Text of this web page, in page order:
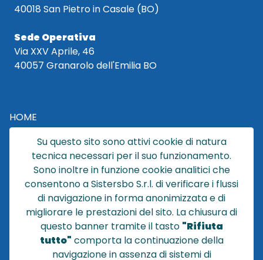
40018 San Pietro in Casale (BO)
Sede Operativa
Via XXV Aprile, 46
40057 Granarolo dell'Emilia BO
HOME
CATALOGO
CHI SIAMO
NEWS
CONTATTACI
CONDIZIONI DI VENDITA
POLICY PRIVACY
NOTE LEGALI
Su questo sito sono attivi cookie di natura
tecnica necessari per il suo funzionamento.
Sono inoltre in funzione cookie analitici che
consentono a Sistersbo S.r.l. di verificare i flussi
di navigazione in forma anonimizzata e di
migliorare le prestazioni del sito. La chiusura di
questo banner tramite il tasto "Rifiuta
tutto" comporta la continuazione della
navigazione in assenza di sistemi di